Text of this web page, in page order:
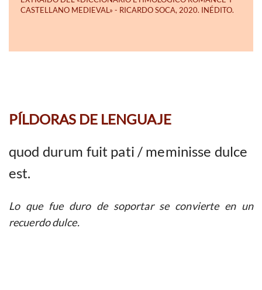
PÍLDORAS DE LENGUAJE
quod durum fuit pati / meminisse dulce
est.
Lo que fue duro de soportar se convierte en un
recuerdo dulce.